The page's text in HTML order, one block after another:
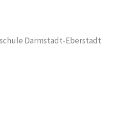
Darmstadt-Eberstadt